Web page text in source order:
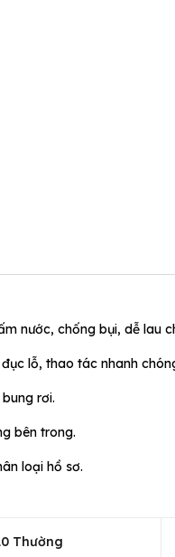
nước, chống bụi, dễ lau
lỗ, thao tác nhanh
rơi.
bên trong.
loại hồ sơ.
Thường